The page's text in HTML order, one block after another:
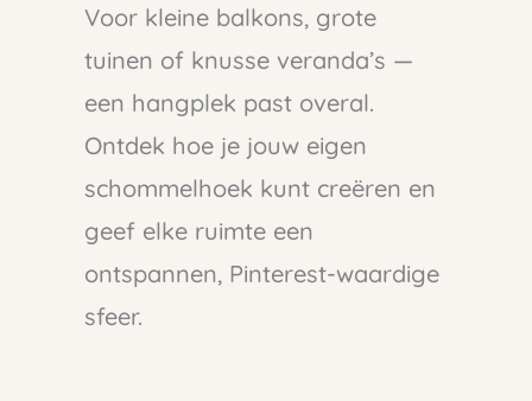
Voor kleine balkons, grote
tuinen of knusse veranda’s —
een hangplek past overal.
Ontdek hoe je jouw eigen
schommelhoek kunt creëren en
geef elke ruimte een
ontspannen, Pinterest-waardige
sfeer.